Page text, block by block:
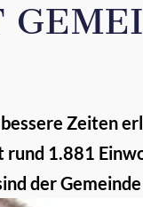
Zeiten
1.881
der